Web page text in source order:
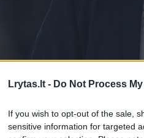
Lrytas.lt - Do Not Process
If you wish to opt-out of the sale,
sensitive information for targeted